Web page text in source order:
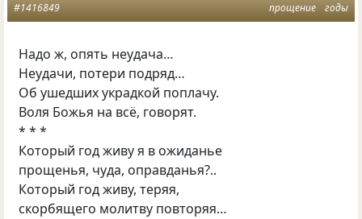
прощение годы
#1416849
Надо ж, опять неудача…
Неудачи, потери подряд…
Об ушедших украдкой поплачу.
Воля Божья на всё, говорят.
* * *
Который год живу я в ожиданье
прощенья, чуда, оправданья?..
Который год живу, теряя,
скорбящего молитву повторяя…